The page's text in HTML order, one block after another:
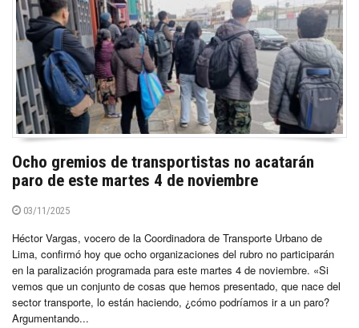
Ocho gremios de transportistas no acatarán
paro de este martes 4 de noviembre
03/11/2025
Héctor Vargas, vocero de la Coordinadora de Transporte Urbano de
Lima, confirmó hoy que ocho organizaciones del rubro no participarán
en la paralización programada para este martes 4 de noviembre. «Si
vemos que un conjunto de cosas que hemos presentado, que nace del
sector transporte, lo están haciendo, ¿cómo podríamos ir a un paro?
Argumentando...